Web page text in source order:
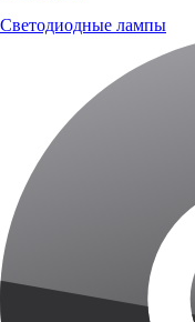
Светодиодные лампы